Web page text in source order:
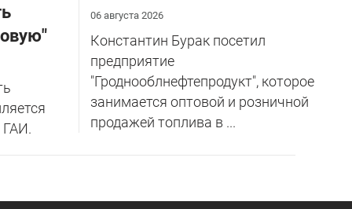
ГАИ.
06 августа 2026
Константин Бурак посетил
предприятие
"Гроднооблнефтепродукт", которое
занимается оптовой и розничной
продажей топлива в ...